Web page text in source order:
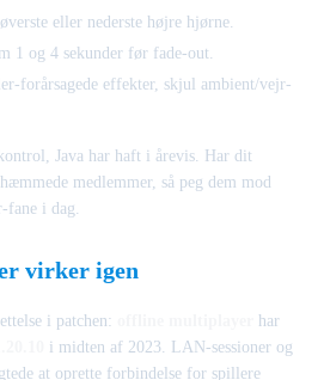
eller nederste højre hjørne.
1 og 4 sekunder før fade-out.
forårsagede effekter, skjul ambient/vejr-
Java har haft i årevis. Har dit
medlemmer, så peg dem mod
i dag.
virker igen
i patchen:
har
i midten af 2023. LAN-sessioner og
at oprette forbindelse for spillere